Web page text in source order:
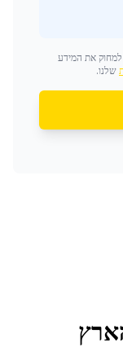
למחוק את המידע
שלנו.